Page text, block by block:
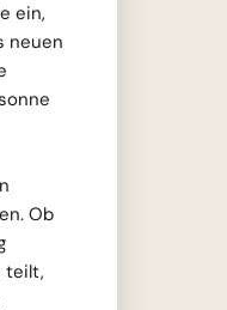
ein,
neuen
Ob
teilt,